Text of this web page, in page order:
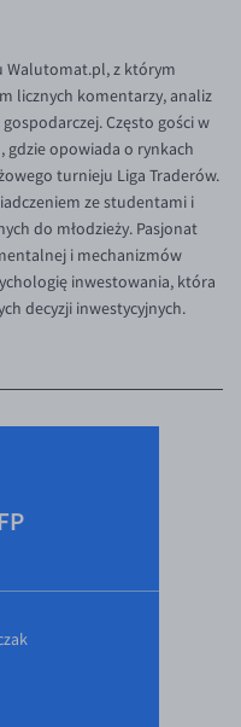
Walutomat.pl, z którym
licznych komentarzy, analiz
Często gości w
gdzie opowiada o rynkach
turnieju Liga Traderów.
ze studentami i
do młodzieży. Pasjonat
i mechanizmów
inwestowania, która
decyzji inwestycyjnych.